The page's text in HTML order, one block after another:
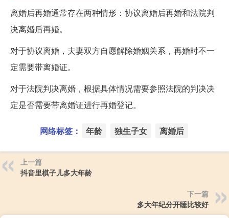
离婚后再婚通常存在两种情形：协议离婚后再婚和法院判
决离婚后再婚。
对于协议离婚，夫妻双方自愿解除婚姻关系，再婚时不一
定需要带离婚证。
对于法院判决离婚，根据具体情况需要参照法院的判决决
定是否需要带离婚证进行再婚登记。
网络标签： 年龄 独生子女 离婚后
上一篇
抖音里棋子儿多大年龄
下一篇
多大年纪分开睡比较好